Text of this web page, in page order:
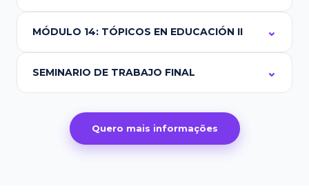
MÓDULO 14: TÓPICOS EN EDUCACIÓN II
SEMINARIO DE TRABAJO FINAL
Quero mais informações